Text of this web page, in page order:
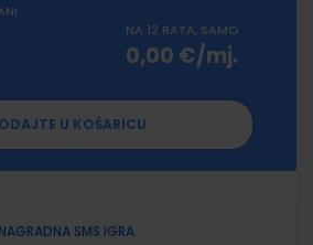
NA 12 RATA, SAMO
0,00 €/mj.
U KOŠARICU
NAGRADNA SMS IGRA